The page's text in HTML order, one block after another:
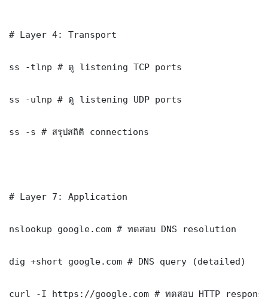
# Layer 4: Transport
ss -tlnp # ดู listening TCP ports
ss -ulnp # ดู listening UDP ports
ss -s # สรุปสถิติ connections
# Layer 7: Application
nslookup google.com # ทดสอบ DNS resolution
dig +short google.com # DNS query (detailed)
curl -I https://google.com # ทดสอบ HTTP